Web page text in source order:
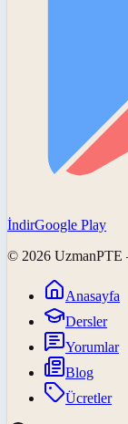
İndirGoogle Play
© 2026 UzmanPTE
Anasayfa
Dersler
Yorumlar
Blog
Ücretler